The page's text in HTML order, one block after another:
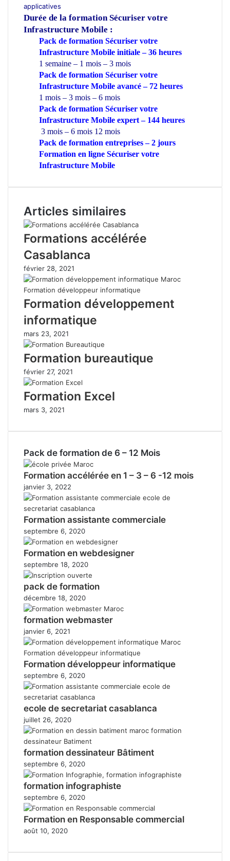
applicatives
Durée de la formationSécuriser votre
Infrastructure Mobile :
Pack de formation Sécuriser votre
Infrastructure Mobile initiale – 36 heures
1 semaine – 1 mois – 3 mois
Pack de formation Sécuriser votre
Infrastructure Mobile avancé – 72 heures
1 mois – 3 mois – 6 mois
Pack de formation Sécuriser votre
Infrastructure Mobile expert – 144 heures
3 mois – 6 mois 12 mois
Pack de formation entreprises– 2 jours
Formation en ligne Sécuriser votre
Infrastructure Mobile
Articles similaires
Formations accélérée
Casablanca
février 28, 2021
Formation développement
informatique
mars 23, 2021
Formation bureautique
février 27, 2021
Formation Excel
mars 3, 2021
Pack de formation de 6 – 12 Mois
Formation accélérée en 1 – 3 – 6 -12 mois
janvier 3, 2022
Formation assistante commerciale
septembre 6, 2020
Formation en webdesigner
septembre 18, 2020
pack de formation
décembre 18, 2020
formation webmaster
janvier 6, 2021
Formation développeur informatique
septembre 6, 2020
ecole de secretariat casablanca
juillet 26, 2020
formation dessinateur Bâtiment
septembre 6, 2020
formation infographiste
septembre 6, 2020
Formation en Responsable commercial
août 10, 2020